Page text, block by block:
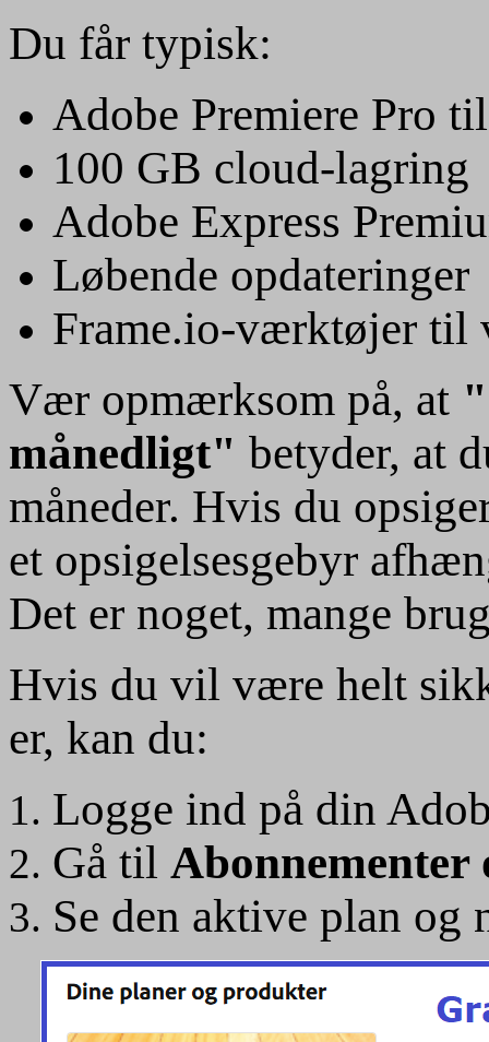
Du får typisk:
Adobe Premiere Pro
100 GB cloud-lagring
Adobe Express
Løbende opdateringer
Frame.io-værktøjer til
Vær opmærksom på, at
månedligt" betyder, at
måneder. Hvis du
et opsigelsesgebyr
Det er noget, mange
Hvis du vil være helt
er, kan du:
Logge ind på din
Gå til Abonnementer
Se den aktive plan og